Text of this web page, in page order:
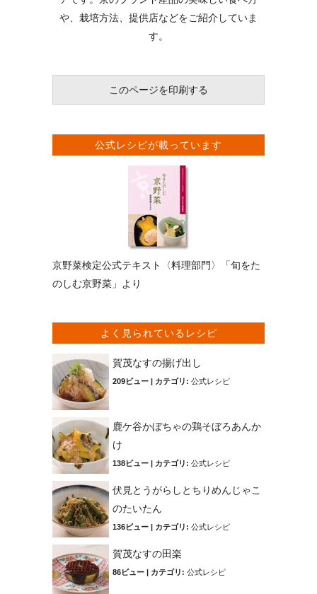
や、栽培方法、提供店などをご紹介していま
す。
このページを印刷する
公式レシピが載っています
京野菜検定公式テキスト〈料理部門〉「旬をた
のしむ京野菜」より
よく見られているレシピ
賀茂なすの揚げ出し
209ビュー カテゴリ: 公式レシピ
鹿ケ谷かぼちゃの鶏そぼろあんか
け
138ビュー カテゴリ: 公式レシピ
伏見とうがらしとちりめんじゃこ
のたいたん
136ビュー カテゴリ: 公式レシピ
賀茂なすの田楽
86ビュー カテゴリ: 公式レシピ